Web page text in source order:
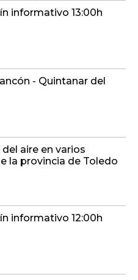
informativo 13:00h
- Quintanar del
aire en varios
la provincia de Toledo
informativo 12:00h